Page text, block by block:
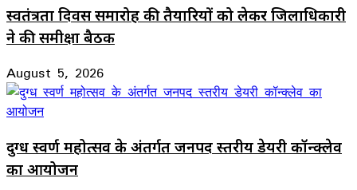
स्वतंत्रता दिवस समारोह की तैयारियों को लेकर जिलाधिकारी
ने की समीक्षा बैठक
August 5, 2026
दुग्ध स्वर्ण महोत्सव के अंतर्गत जनपद स्तरीय डेयरी कॉन्क्लेव
का आयोजन